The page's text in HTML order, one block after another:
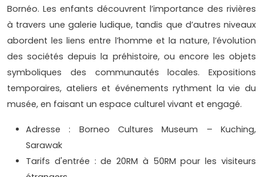
Bornéo. Les enfants découvrent l’importance des rivières
à travers une galerie ludique, tandis que d’autres niveaux
abordent les liens entre l’homme et la nature, l’évolution
des sociétés depuis la préhistoire, ou encore les objets
symboliques des communautés locales. Expositions
temporaires, ateliers et événements rythment la vie du
musée, en faisant un espace culturel vivant et engagé.
Adresse : Borneo Cultures Museum – Kuching,
Sarawak
Tarifs d'entrée : de 20RM à 50RM pour les visiteurs